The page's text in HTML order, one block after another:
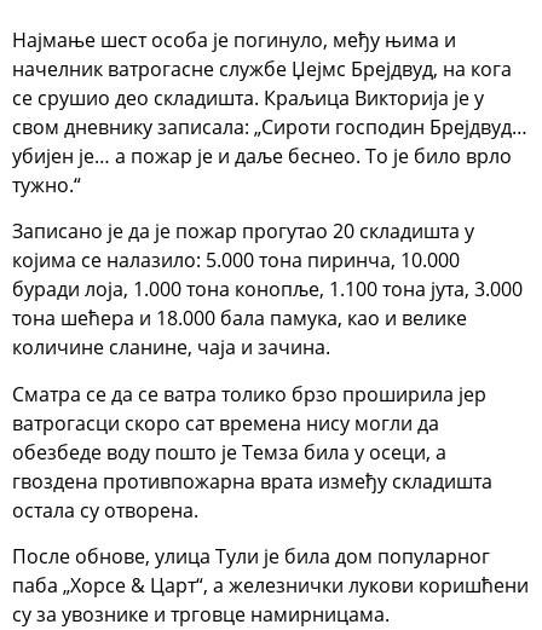
Најмање шест особа је погинуло, међу њима и
начелник ватрогасне службе Џејмс Брејдвуд, на кога
се срушио део складишта. Краљица Викторија је у
свом дневнику записала: „Сироти господин Брејдвуд…
убијен је… а пожар је и даље беснео. То је било врло
тужно.“
Записано је да је пожар прогутао 20 складишта у
којима се налазило: 5.000 тона пиринча, 10.000
буради лоја, 1.000 тона конопље, 1.100 тона јута, 3.000
тона шећера и 18.000 бала памука, као и велике
количине сланине, чаја и зачина.
Сматра се да се ватра толико брзо проширила јер
ватрогасци скоро сат времена нису могли да
обезбеде воду пошто је Темза била у осеци, а
гвоздена противпожарна врата између складишта
остала су отворена.
После обнове, улица Тули је била дом популарног
паба „Хорсе & Царт“, а железнички лукови коришћени
су за увознике и трговце намирницама.